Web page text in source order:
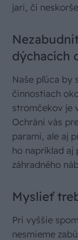
jari, či
dýchacích
Naše pľúca by
činnostiach
stromčekov je
Ochráni vás
parami, ale aj
ho napríklad aj
záhradného
Myslieť
Pri vyššie
nesmieme